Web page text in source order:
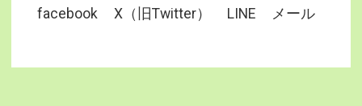
facebook X（旧Twitter） LINE メール